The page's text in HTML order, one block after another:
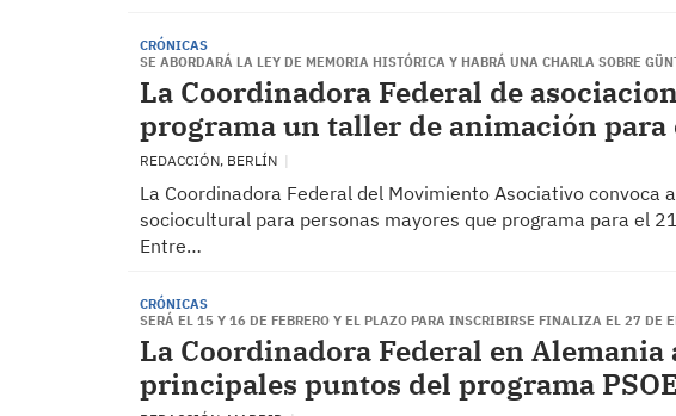
CRÓNICAS
SE ABORDARÁ LA LEY DE MEMORIA HISTÓRICA Y HABRÁ UNA CHARLA SOBRE
La Coordinadora Federal de
programa un taller de animación para
REDACCIÓN, BERLÍN
La Coordinadora Federal del Movimiento Asociativo convoca
sociocultural para personas mayores que programa para el
Entre…
CRÓNICAS
SERÁ EL 15 Y 16 DE FEBRERO Y EL PLAZO PARA INSCRIBIRSE FINALIZA EL 27 DE
La Coordinadora Federal en
principales puntos del programa